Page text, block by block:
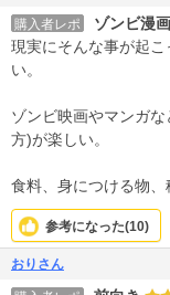
購入者レポ
ゾンビ漫
現実にそんな事が起
い。
ゾンビ映画やマンガ
方)が楽しい。
食料、身につける物
参考になった(10)
おりさん